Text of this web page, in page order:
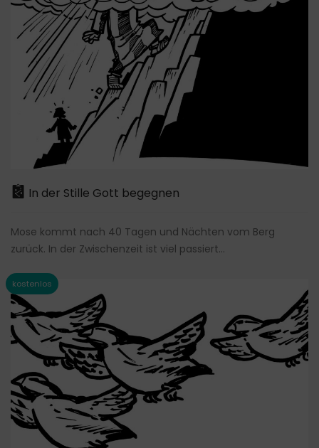
In der Stille Gott begegnen
Mose kommt nach 40 Tagen und Nächten vom Berg
zurück. In der Zwischenzeit ist viel passiert...